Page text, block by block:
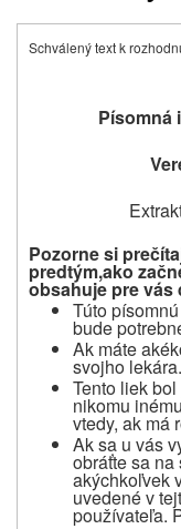
Schválený text k
Písomná
Pozorne si
predtým,ako
obsahuje pre vás
Túto
bude
Ak máte
svojho lekára.
Tento liek
nikomu
vtedy, ak má
Ak sa u vás
obráťte sa na
akýchkoľvek
uvedené v
používateľa.